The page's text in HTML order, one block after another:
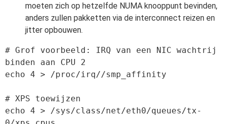
moeten zich op hetzelfde NUMA knooppunt bevinden,
anders zullen pakketten via de interconnect reizen en
jitter opbouwen.
# Grof voorbeeld: IRQ van een NIC wachtrij
binden aan CPU 2
echo 4 > /proc/irq//smp_affinity
# XPS toewijzen
echo 4 > /sys/class/net/eth0/queues/tx-